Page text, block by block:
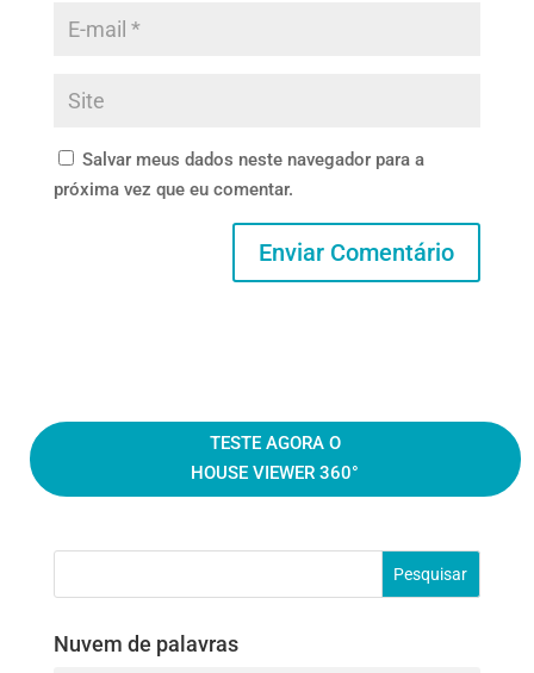
Salvar meus dados neste navegador para a
próxima vez que eu comentar.
TESTE AGORA O
HOUSE VIEWER 360°
Nuvem de palavras